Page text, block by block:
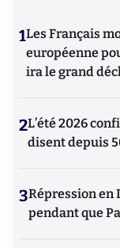
1Les Français
européenne
ira le grand
2L’été 2026
disent depuis
3Répression en
pendant que